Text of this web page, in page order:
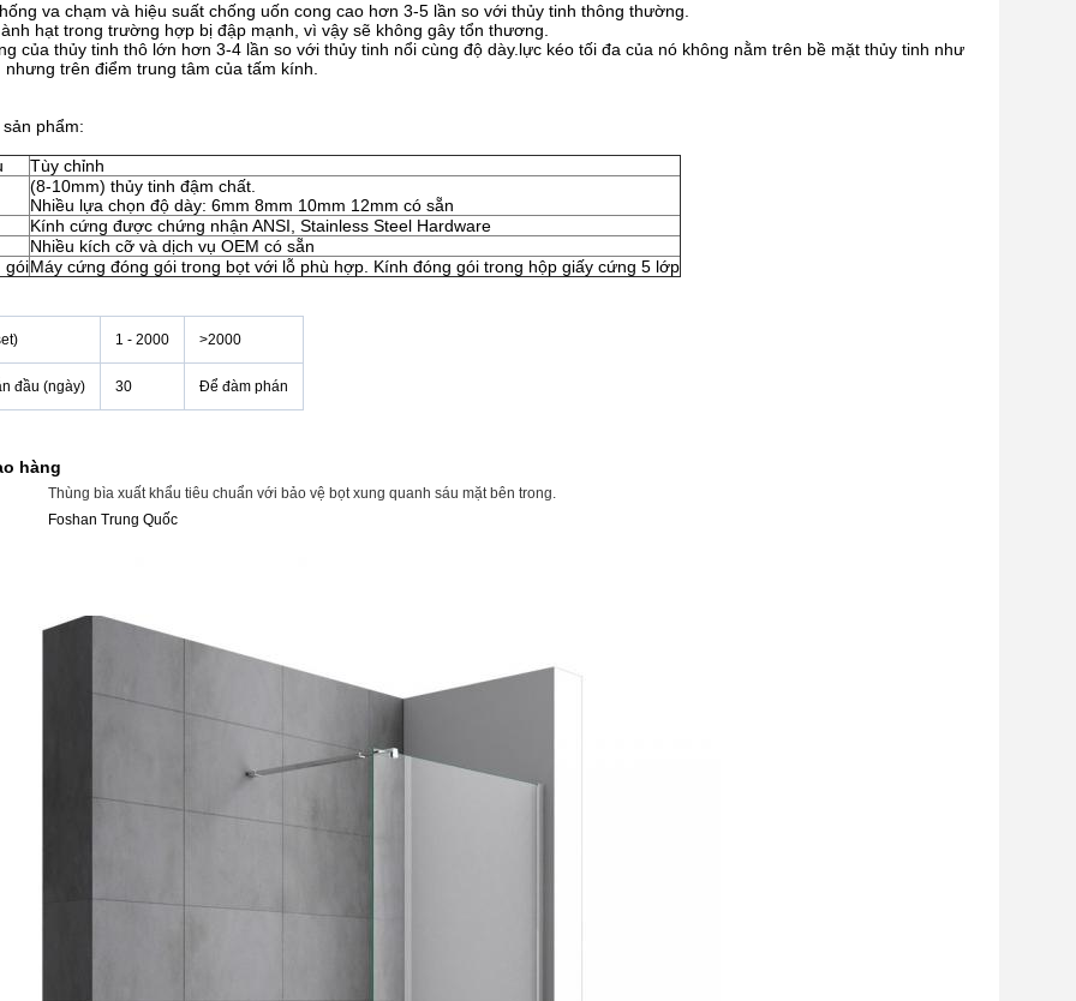
va chạm và hiệu suất chống uốn cong cao hơn 3-5 lần so với thủy tinh thông thường.
hạt trong trường hợp bị đập mạnh, vì vậy sẽ không gây tổn thương.
của thủy tinh thô lớn hơn 3-4 lần so với thủy tinh nổi cùng độ dày.lực kéo tối đa của nó không nằm trên bề mặt thủy tinh như
nhưng trên điểm trung tâm của tấm kính.
phẩm:
Tùy chỉnh
(8-10mm) thủy tinh đậm chất.
Nhiều lựa chọn độ dày: 6mm 8mm 10mm 12mm có sẵn
Kính cứng được chứng nhận ANSI, Stainless Steel Hardware
Nhiều kích cỡ và dịch vụ OEM có sẵn
góiMáy cứng đóng gói trong bọt với lỗ phù hợp. Kính đóng gói trong hộp giấy cứng 5 lớp
1 - 2000 >2000
đầu (ngày) 30 Để đàm phán
hàng
Thùng bìa xuất khẩu tiêu chuẩn với bảo vệ bọt xung quanh sáu mặt bên trong.
Foshan Trung Quốc